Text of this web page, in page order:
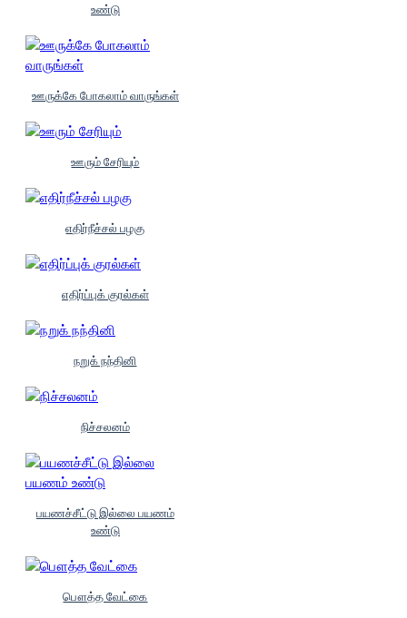
உண்டு
ஊருக்கே போகலாம் வாருங்கள்
ஊரும் சேரியும்
எதிர்நீச்சல் பழகு
எதிர்ப்புக் குரல்கள்
நறுக் நந்தினி
நிச்சலனம்
பயணச்சீட்டு இல்லை பயணம்
உண்டு
பௌத்த வேட்கை